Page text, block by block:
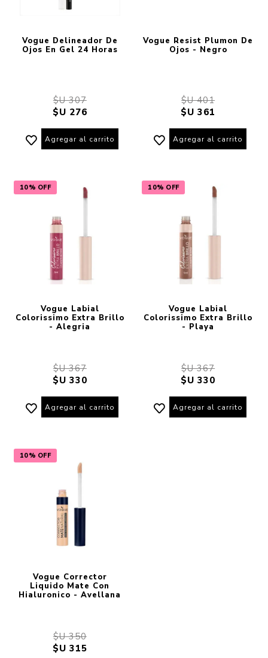
Vogue Delineador De
Ojos En Gel 24 Horas
$U 307
$U 276
Agregar al carrito
Vogue Resist Plumon De
Ojos - Negro
$U 401
$U 361
Agregar al carrito
10% OFF
Vogue Labial
Colorissimo Extra Brillo
- Alegria
$U 367
$U 330
Agregar al carrito
10% OFF
Vogue Labial
Colorissimo Extra Brillo
- Playa
$U 367
$U 330
Agregar al carrito
10% OFF
Vogue Corrector
Liquido Mate Con
Hialuronico - Avellana
$U 350
$U 315